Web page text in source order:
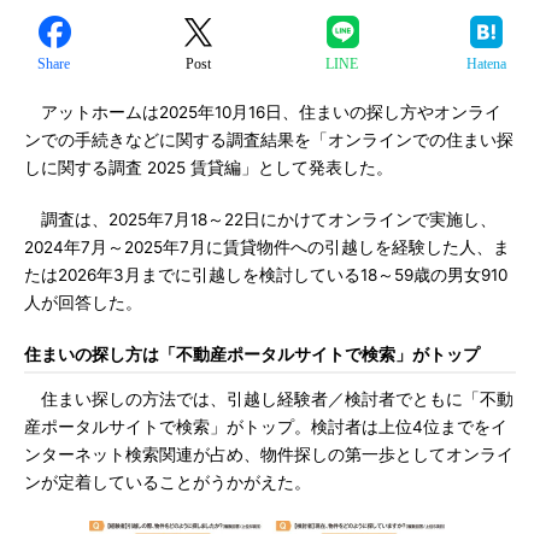
Share Post LINE Hatena
アットホームは2025年10月16日、住まいの探し方やオンライ
ンでの手続きなどに関する調査結果を「オンラインでの住まい探
しに関する調査 2025 賃貸編」として発表した。
調査は、2025年7月18～22日にかけてオンラインで実施し、
2024年7月～2025年7月に賃貸物件への引越しを経験した人、ま
たは2026年3月までに引越しを検討している18～59歳の男女910
人が回答した。
住まいの探し方は「不動産ポータルサイトで検索」がトップ
住まい探しの方法では、引越し経験者／検討者でともに「不動
産ポータルサイトで検索」がトップ。検討者は上位4位までをイ
ンターネット検索関連が占め、物件探しの第一歩としてオンライ
ンが定着していることがうかがえた。